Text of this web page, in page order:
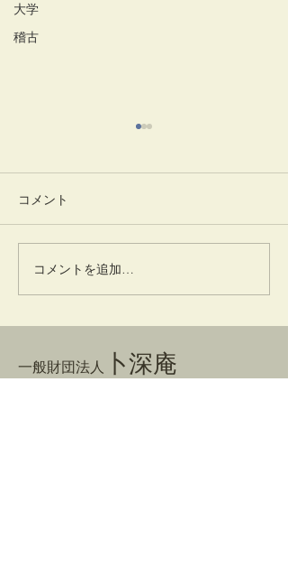
大学
稽古
かはず
コメント
コメントを追加…
一般財団法人 卜深庵